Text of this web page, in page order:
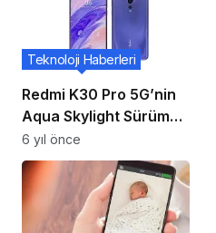
Redmi K30 Pro 5G’nin
Aqua Skylight Sürümü
Çin’de Satışa Sunuldu
Teknoloji Haberleri
6 yıl önce